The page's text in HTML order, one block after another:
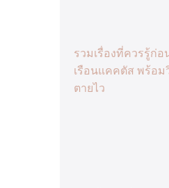
รวมเรื่องที่ควรรู้ก่อ
เรือนแคคตัส พร้อม
ตายไว